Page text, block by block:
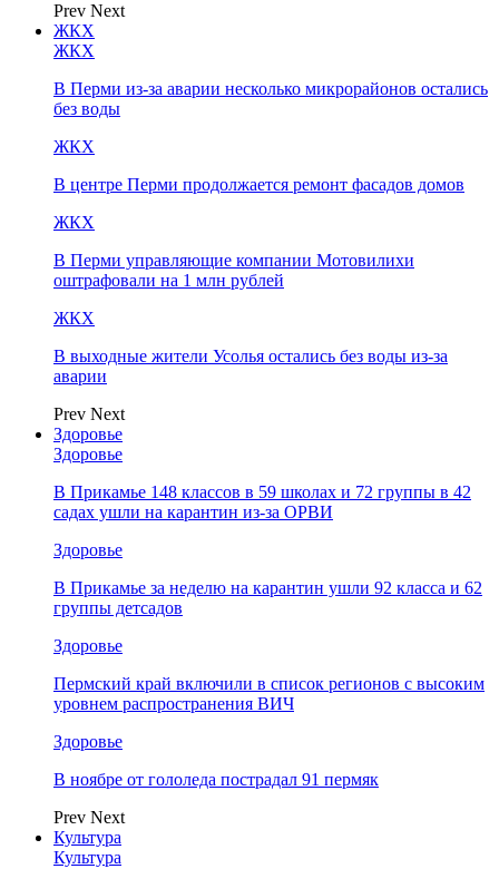
Prev Next
ЖКХ
ЖКХ
В Перми из-за аварии несколько микрорайонов остались
без воды
ЖКХ
В центре Перми продолжается ремонт фасадов домов
ЖКХ
В Перми управляющие компании Мотовилихи
оштрафовали на 1 млн рублей
ЖКХ
В выходные жители Усолья остались без воды из-за
аварии
Prev Next
Здоровье
Здоровье
В Прикамье 148 классов в 59 школах и 72 группы в 42
садах ушли на карантин из-за ОРВИ
Здоровье
В Прикамье за неделю на карантин ушли 92 класса и 62
группы детсадов
Здоровье
Пермский край включили в список регионов с высоким
уровнем распространения ВИЧ
Здоровье
В ноябре от гололеда пострадал 91 пермяк
Prev Next
Культура
Культура